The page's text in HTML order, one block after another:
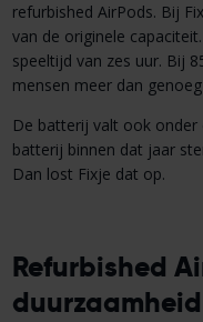
refurbished AirPods. Bij
van de originele
speeltijd van zes uur. Bij
mensen meer dan
De batterij valt ook onder
batterij binnen dat jaar
Dan lost Fixje dat op.
Refurbished
duurzaamheid